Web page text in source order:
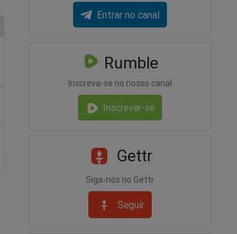
Entrar no canal
Rumble
Inscreva-se no nosso canal
Inscrever-se
Gettr
Siga-nos no Gettr
Seguir